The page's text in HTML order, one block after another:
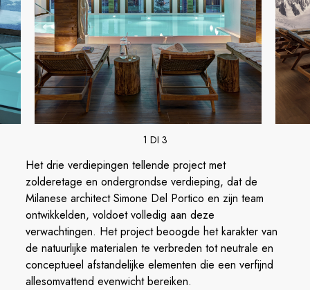
1 DI 3
Het drie verdiepingen tellende project met
zolderetage en ondergrondse verdieping, dat de
Milanese architect Simone Del Portico en zijn team
ontwikkelden, voldoet volledig aan deze
verwachtingen. Het project beoogde het karakter van
de natuurlijke materialen te verbreden tot neutrale en
conceptueel afstandelijke elementen die een verfijnd
allesomvattend evenwicht bereiken.